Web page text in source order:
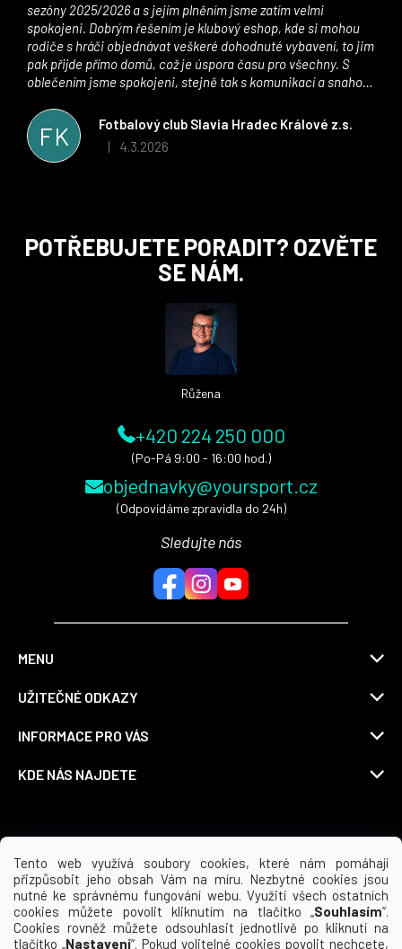
Tento web využívá soubory cookies, které nám pomáhají
přizpůsobit jeho obsah Vám na míru. Nezbytné cookies jsou
nutné ke správnému fungování webu. Využití všech ostatních
cookies můžete povolit kliknutím na tlačítko „Souhlasím“.
Cookies rovněž můžete odsouhlasit jednotlivě po kliknutí na
tlačítko „Nastavení“. Pokud volitelné cookies povolit nechcete,
FK
Fotbalový club Slavia Hradec Králové z.s.
Hodnocení obchodu je 5 z 5 hvězdiček.
| 4.3.2026
sezóny 2025/2026 a s jejím plněním jsme zatím velmi
spokojeni. Dobrým řešením je klubový eshop, kde si mohou
rodiče s hráči objednávat veškeré dohodnuté vybavení, to jim
pak přijde přímo domů, což je úspora času pro všechny. S
oblečením jsme spokojeni, stejně tak s komunikací a snahou
stran. Věříme, že v tomto duchu bude spolupráce pokračovat
i nadále, nyní už začínáme řešit i první sady dresů ;)
POTŘEBUJETE PORADIT? OZVĚTE
SE NÁM.
Růžena
+420 224 250 000
(Po-Pá 9:00 - 16:00 hod.)
objednavky@yoursport.cz
(Odpovídáme zpravidla do 24h)
Sledujte nás
MENU
UŽITEČNÉ ODKAZY
INFORMACE PRO VÁS
KDE NÁS NAJDETE
Možnosti dopravy